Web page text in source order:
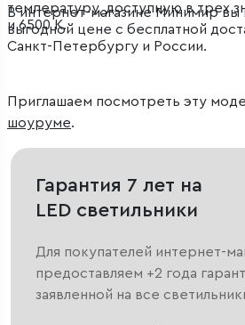
температуру, доступную в трех
и 6500 К.
В интернет-магазине Минимир
выгодной цене с бесплатной
Санкт-Петербургу и России.
Приглашаем посмотреть эту
шоуруме.
Гарантия 7 лет на
LED светильники
Для покупателей интернет-
предоставляем +2 года
заявленной на все